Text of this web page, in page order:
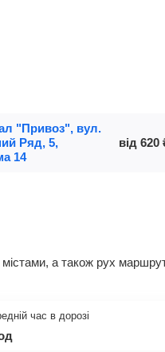
"Привоз", вул.
Ряд, 5,
14
від 620
містами, а також рух
час в дорозі